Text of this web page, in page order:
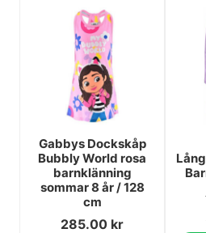
Gabbys Dockskåp
Bubbly World rosa
barnklänning
sommar 8 år / 128
cm
285.00 kr